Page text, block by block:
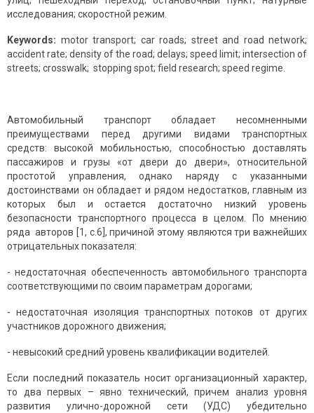
исследования; скоростной режим.
Keywords: motor transport; car roads; street and road network;
accident rate; density of the road; delays; speed limit; intersection of
streets; crosswalk; stopping spot; field research; speed regime.
Автомобильный транспорт обладает несомненными
преимуществами перед другими видами транспортных
средств: высокой мобильностью, способностью достав­лять
пассажиров и грузы «от двери до двери», относительной
просто­той управления, однако наряду с указанными
достоинствами он обладает и рядом недостатков, главным из
которых был и остается достаточно низкий уровень
безопасности транспортного процесса в целом. По мнению
ряда авторов [1, с.6], причиной этому являются три важнейших
отрицательных показателя:
- недостаточная обеспеченность автомобильного транспорта
соответствующими по своим параметрам дорогами;
- недостаточная изоляция транспортных потоков от других
участни­ков дорожного движения;
- невысокий средний уровень квалификации водителей.
Если последний показатель носит организационный характер,
то два первых – явно технический, причем анализ уровня
развития улично-дорожной сети (УДС) убедительно